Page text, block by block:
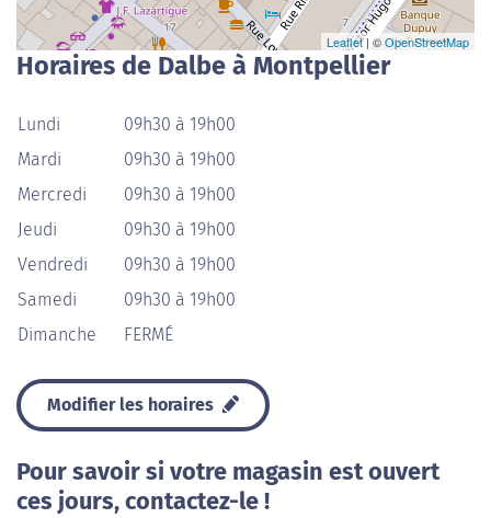
Leaflet| ©OpenStreetMap
Horaires de Dalbe à Montpellier
Lundi
09h30 à 19h00
Mardi
09h30 à 19h00
Mercredi
09h30 à 19h00
Jeudi
09h30 à 19h00
Vendredi
09h30 à 19h00
Samedi
09h30 à 19h00
Dimanche
FERMÉ
Modifier les horaires
Pour savoir si votre magasin est ouvert
ces jours, contactez-le !